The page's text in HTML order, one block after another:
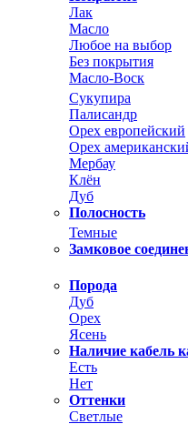
Лак
Масло
Любое на выбор
Без покрытия
Масло-Воск
Сукупира
Палисандр
Орех европейский
Орех
Мербау
Клён
Дуб
Полосность
Темные
Замковое
Порода
Дуб
Орех
Ясень
Наличие кабель
Есть
Нет
Оттенки
Светлые